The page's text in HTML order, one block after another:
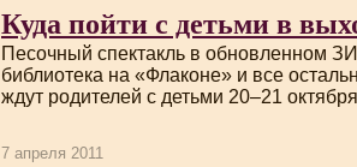
Куда пойти с детьми в
Песочный спектакль в обновленном
библиотека на «Флаконе» и все
ждут родителей с детьми 20–21
7 апреля 2011